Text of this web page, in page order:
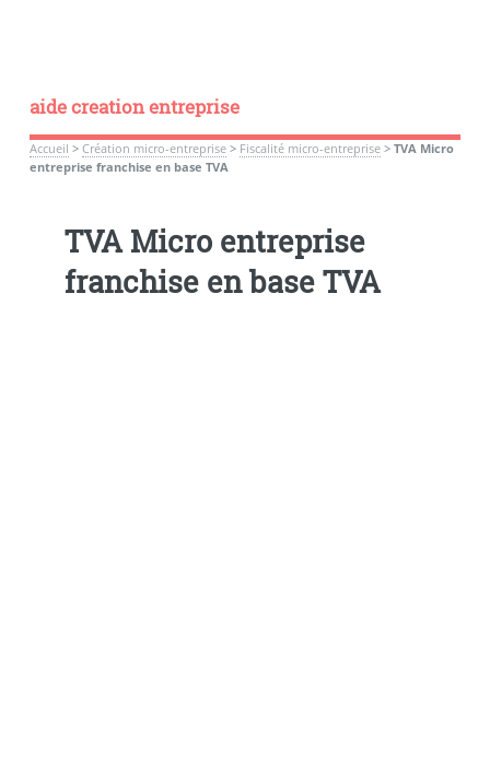
aide creation entreprise
Accueil > Création micro-entreprise> Fiscalité micro-entreprise> TVA Micro
entreprise franchise en base TVA
TVA Micro entreprise
franchise en base TVA